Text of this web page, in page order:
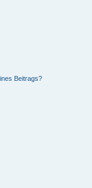
Beitrags?